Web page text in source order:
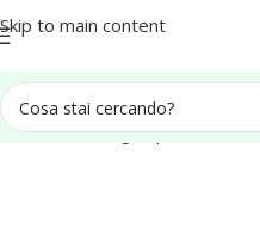
Skip to main content
Pavimento Legno per Esterno